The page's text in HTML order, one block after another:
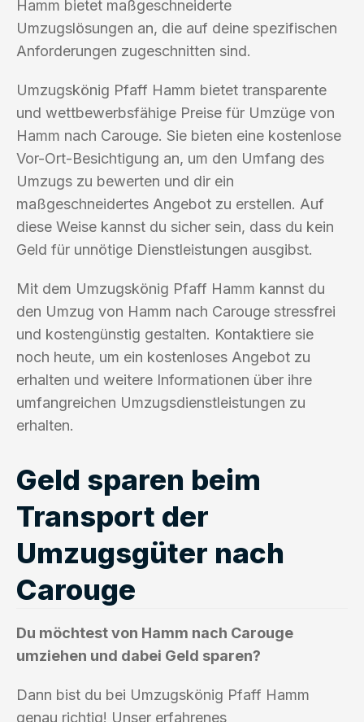
Hamm bietet maßgeschneiderte
Umzugslösungen an, die auf deine spezifischen
Anforderungen zugeschnitten sind.
Umzugskönig Pfaff Hamm bietet transparente
und wettbewerbsfähige Preise für Umzüge von
Hamm nach Carouge. Sie bieten eine kostenlose
Vor-Ort-Besichtigung an, um den Umfang des
Umzugs zu bewerten und dir ein
maßgeschneidertes Angebot zu erstellen. Auf
diese Weise kannst du sicher sein, dass du kein
Geld für unnötige Dienstleistungen ausgibst.
Mit dem Umzugskönig Pfaff Hamm kannst du
den Umzug von Hamm nach Carouge stressfrei
und kostengünstig gestalten. Kontaktiere sie
noch heute, um ein kostenloses Angebot zu
erhalten und weitere Informationen über ihre
umfangreichen Umzugsdienstleistungen zu
erhalten.
Geld sparen beim
Transport der
Umzugsgüter nach
Carouge
Du möchtest von Hamm nach Carouge
umziehen und dabei Geld sparen?
Dann bist du bei Umzugskönig Pfaff Hamm
genau richtig! Unser erfahrenes